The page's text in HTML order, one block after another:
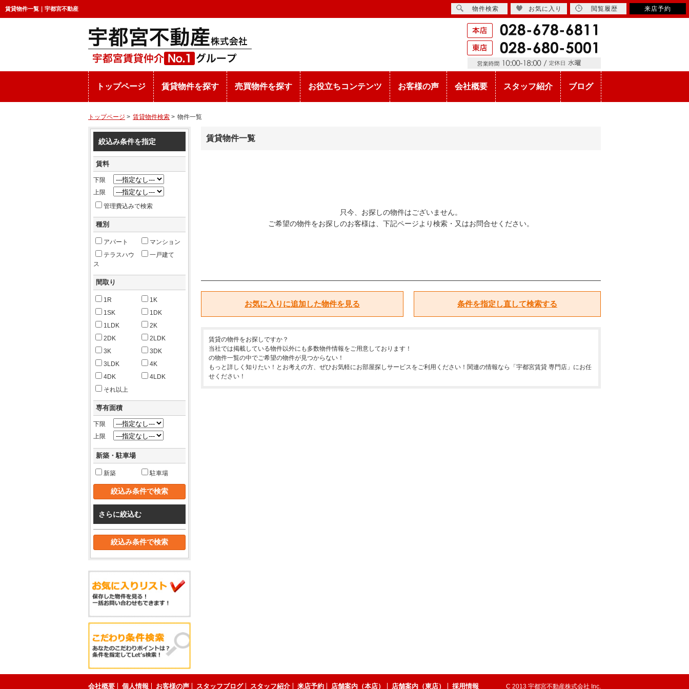
賃貸物件一覧｜宇都宮不動産 物件検索 お気に入り 閲覧履歴 来店予約
トップページ 賃貸物件を探す 売買物件を探す お役立ちコンテンツ お客様の声 会社概要 スタッフ紹介 ブログ
トップページ > 賃貸物件検索 > 物件一覧
賃貸物件一覧
只今、お探しの物件はございません。
ご希望の物件をお探しのお客様は、下記ページより検索・又はお問合せください。
お気に入りに追加した物件を見る 条件を指定し直して検索する
賃貸の物件をお探しですか？
当社では掲載している物件以外にも多数物件情報をご用意しております！
の物件一覧の中でご希望の物件が見つからない！
もっと詳しく知りたい！とお考えの方、ぜひお気軽にお部屋探しサービスをご利用ください！関連の情報なら「宇都宮賃貸 専門店」にお任
せください！
絞込み条件を指定
賃料
下限
上限
管理費込みで検索
種別
アパート
マンション
テラスハウ
ス
一戸建て
間取り
1R
1K
1SK
1DK
1LDK
2K
2DK
2LDK
3K
3DK
3LDK
4K
4DK
4LDK
それ以上
専有面積
下限
上限
新築・駐車場
新築 駐車場
さらに絞込む
会社概要 個人情報 お客様の声 スタッフブログ スタッフ紹介 来店予約 店舗案内（本店） 店舗案内（東店） 採用情報 C 2013 宇都宮不動産株式会社 Inc.